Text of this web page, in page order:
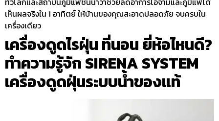
เห็นผลจริงใน 1 อาทิตย์ ให้บ้านของคุณสะอาดปลอดภัย จบครบใน
เครื่องเดียว
เครื่องดูดไรฝุ่น ที่นอน ยี่ห้อไหนดี?
ทำความรู้จัก SIRENA SYSTEM
เครื่องดูดฝุ่นระบบน้ำของแท้